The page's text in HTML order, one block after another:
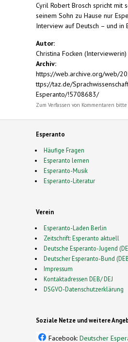
Cyril Robert Brosch spricht mit
seinem Sohn zu Hause nur
Interview auf Deutsch – und in
Autor:
Christina Focken (Interviewerin)
Archiv:
https://web.archive.org/web/
ttps://taz.de/
Esperanto/!5708683/
Zum Verfassen von Kommentaren bitte
Esperanto
Häufige Fragen
Esperanto lernen
Esperanto-Musik
Esperanto-Literatur
Verein
Esperanto-Laden Berlin
Zeitschrift: Esperanto aktuell
Deutsche Esperanto-Jugend
Deutscher Esperanto-Bund
Impressum
Kontaktadressen DEB/ DEJ
DSGVO-Datenschutzerklärung
Soziale Netze und weitere
Facebook: Deutscher